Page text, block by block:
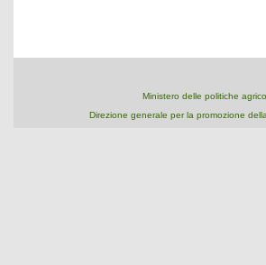
Ministero delle politiche
Direzione generale per la promozione